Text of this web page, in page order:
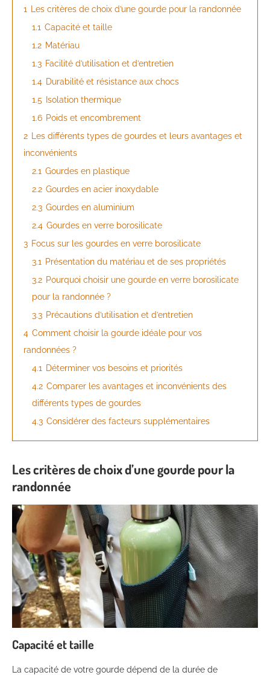
1
Les critères de choix d’une gourde pour la randonnée
1.1 Capacité et taille
1.2 Matériau
1.3 Facilité d’utilisation et d’entretien
1.4 Durabilité et résistance aux chocs
1.5
Isolation thermique
1.6 Poids et encombrement
2
Les différents types de gourdes et leurs avantages et
inconvénients
2.1 Gourdes en plastique
2.2 Gourdes en acier inoxydable
2.3 Gourdes en aluminium
2.4 Gourdes en verre borosilicate
3 Focus sur les gourdes en verre borosilicate
3.1
Présentation du matériau et de ses propriétés
3.2 Pourquoi choisir une gourde en verre borosilicate
pour la randonnée ?
3.3 Précautions d’utilisation et d’entretien
4 Comment choisir la gourde idéale pour vos
randonnées ?
4.1
Déterminer vos besoins et priorités
4.2 Comparer les avantages et inconvénients des
différents types de gourdes
4.3 Considérer des facteurs supplémentaires
Les critères de choix d’une gourde pour la
randonnée
Capacité et taille
La capacité de votre gourde dépend de la durée de